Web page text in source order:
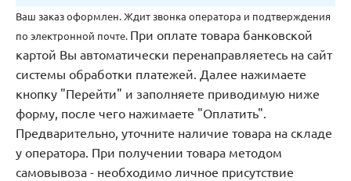
Ваш заказ оформлен. Ждит звонка оператора и подтверждения
по электронной почте. При оплате товара банковской
картой Вы автоматически перенаправляетесь на сайт
системы обработки платежей. Далее нажимаете
кнопку "Перейти" и заполняете приводимую ниже
форму, после чего нажимаете "Оплатить".
Предварительно, уточните наличие товара на складе
у оператора. При получении товара методом
самовывоза - необходимо личное присутствие